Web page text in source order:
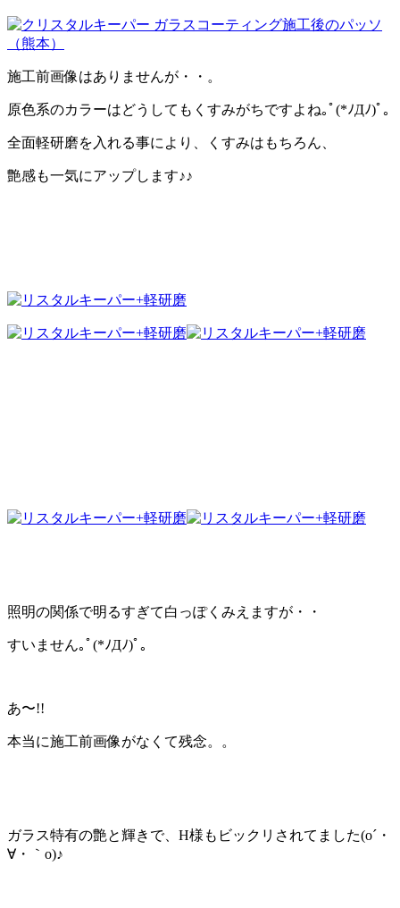
施工前画像はありませんが・・。
原色系のカラーはどうしてもくすみがちですよね｡ﾟ(*ﾉДﾉ)ﾟ｡
全面軽研磨を入れる事により、くすみはもちろん、
艶感も一気にアップします♪♪
照明の関係で明るすぎて白っぽくみえますが・・
すいません｡ﾟ(*ﾉДﾉ)ﾟ｡
あ〜!!
本当に施工前画像がなくて残念。。
ガラス特有の艶と輝きで、H様もビックリされてました(o´・
∀・｀o)♪